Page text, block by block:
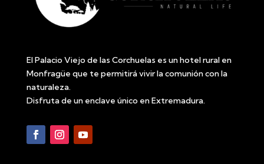
El Palacio Viejo de las Corchuelas es un hotel rural en
Monfragüe que te permitirá vivir la comunión con la
naturaleza.
Disfruta de un enclave único en Extremadura.